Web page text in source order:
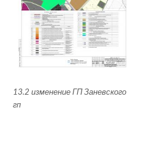
13.2 изменение ГП Заневского
гп